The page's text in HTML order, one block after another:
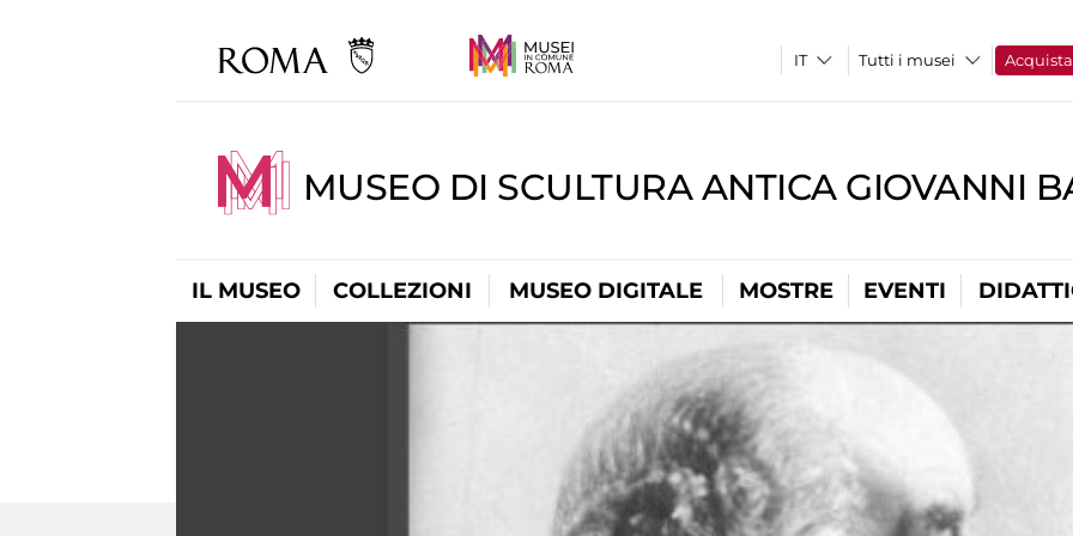
Tutti i musei Acquista
MUSEO DI SCULTURA ANTICA GIOVANNI
IL MUSEO COLLEZIONI MUSEO DIGITALE MOSTRE EVENTI